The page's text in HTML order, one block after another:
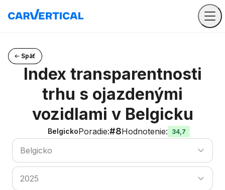
Späť
Index transparentnosti
trhu s ojazdenými
vozidlami v Belgicku
BelgickoPoradie:#8Hodnotenie: 34,7
Vyhľadať krajinu
Belgicko
Vyhľadať krajinu
2025